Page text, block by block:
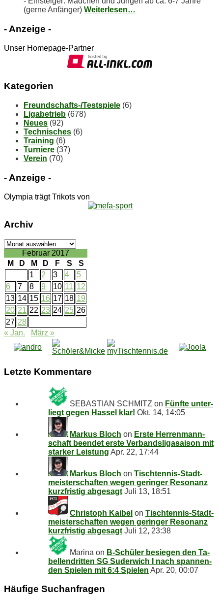
(gerne Anfänger) Weiterlesen…
- An­zei­ge -
Unser Homepage-Partner
Ka­te­go­rien
Freundschafts-/Testspiele (6)
Ligabetrieb (678)
Neues (92)
Technisches (6)
Training (6)
Turniere (37)
Verein (70)
- An­zei­ge -
Olympia trägt Trikots von
Ar­chiv
Ar­
Februar 2017
M
D M D F S
S
1
2 3 4
5
6
7 8 9 10 11 12
13 14 15 16 17 18 19
20 21 22 23 24 25 26
27 28
« Jan.
März »
Letz­te Kommentare
SEBASTIAN SCHMITZ on Fünf­te un­ter­
liegt ge­gen Has­sel klar! Okt. 14, 14:05
Markus Bloch on Ers­te Her­ren­mann­
schaft be­en­det ers­te Ver­bands­li­ga­sai­son mit
star­ker Leistung Apr. 22, 17:44
Markus Bloch on Tisch­ten­nis-Stadt­
meis­ter­schaf­ten we­gen ge­rin­ger Re­so­nanz
kurz­fris­tig abgesagt Juli 13, 18:51
Christoph Kaibel on Tisch­ten­nis-Stadt­
meis­ter­schaf­ten we­gen ge­rin­ger Re­so­nanz
kurz­fris­tig abgesagt Juli 12, 23:38
Marina on B‑Schüler be­sie­gen den Ta­
bel­len­drit­ten SG Su­der­wich I nach span­nen­
den Spie­len mit 6:4 Spielen Apr. 20, 00:07
Häu­fi­ge Suchanfragen